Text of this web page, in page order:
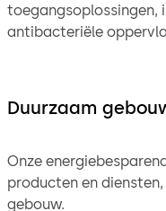
toegangsoplossingen,
antibacteriële
Duurzaam
Onze
producten en
gebouw.